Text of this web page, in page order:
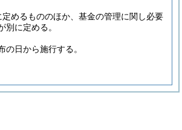
定めるもののほか、基金の管理に関し必要
別に定める。
の日から施行する。